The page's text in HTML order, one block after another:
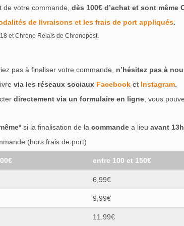
votre commande, dès 100€ d’achat et sont même
de livraisons et les frais de port appliqués.
et Chrono Relais de Chronopost.
pas à finaliser votre commande, n’hésitez pas à
via les réseaux sociaux Facebook et Instagram
directement via un formulaire en ligne , vous
si la finalisation de la commande a lieu avant 13h
(hors frais de port)
entre 100 et 150€
6,99€
9,99€
11.99€